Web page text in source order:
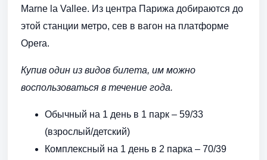
Marne la Vallee. Из центра Парижа добираются до
этой станции метро, сев в вагон на платформе
Opera.
Купив один из видов билета, им можно
воспользоваться в течение года.
Обычный на 1 день в 1 парк – 59/33
(взрослый/детский)
Комплексный на 1 день в 2 парка – 70/39